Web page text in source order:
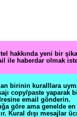
hakkında yeni bir
ile haberdar olmak
birinin kuralllara
copy/paste yaparak
email gönderin.
göre ama genelde
Kural dışı mesajlar